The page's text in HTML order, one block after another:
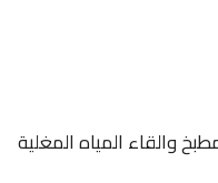
والقاء المياه المغلية